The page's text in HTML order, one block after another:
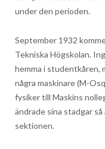
under den perioden.
September 1932
Tekniska Högskolan.
hemma i studentkåren,
några maskinare (M-
fysiker till Maskins
ändrade sina stadgar
sektionen.